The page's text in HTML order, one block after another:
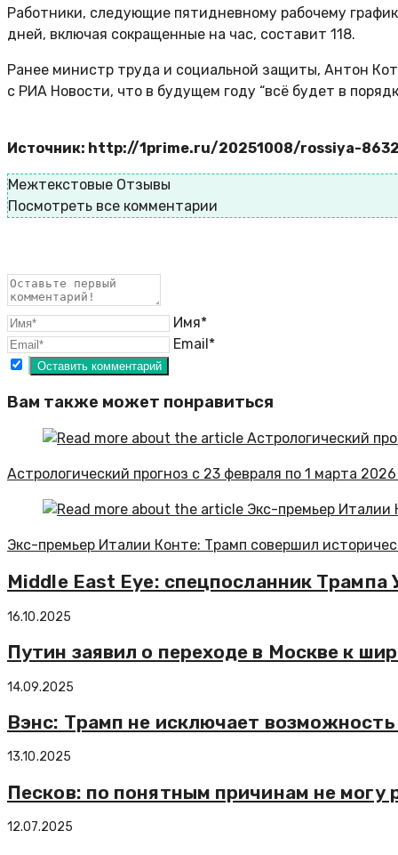
Работники, следующие пятидневному рабочему
дней, включая сокращенные на час, составит 118.
Ранее министр труда и социальной защиты, Антон
с РИА Новости, что в будущем году “всё будет в
Источник: http://1prime.ru/20251008/rossiya-
Межтекстовые Отзывы
Посмотреть все комментарии
Имя*
Email*
Вам также может понравиться
Астрологический прогноз с 23 февраля по 1 марта
Экс-премьер Италии Конте: Трамп совершил
Middle East Eye: спецпосланник
16.10.2025
Путин заявил о переходе в Москве к
14.09.2025
Вэнс: Трамп не исключает
13.10.2025
Песков: по понятным причинам не могу
12.07.2025